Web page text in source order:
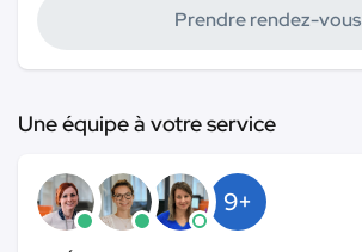
Prendre rendez-vous
Une équipe à votre service
9+